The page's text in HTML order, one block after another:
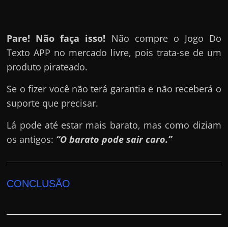
Pare! Não faça isso! Não compre o Jogo Do
Texto APP no mercado livre, pois trata-se de um
produto pirateado.
Se o fizer você não terá garantia e não receberá o
suporte que precisar.
Lá pode até estar mais barato, mas como diziam
os antigos: “O barato pode sair caro.”
CONCLUSÃO